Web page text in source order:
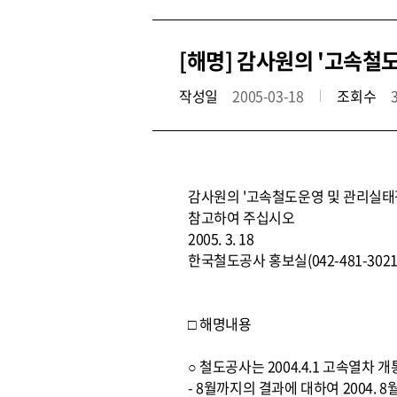
[해명] 감사원의 '고속철
작성일 2005-03-18 조회수
감사원의 '고속철도운영 및 관리실
참고하여 주십시오
2005. 3. 18
한국철도공사 홍보실(042-481-
□ 해명내용
○ 철도공사는 2004.4.1 고속열차 개
- 8월까지의 결과에 대하여 2004. 8